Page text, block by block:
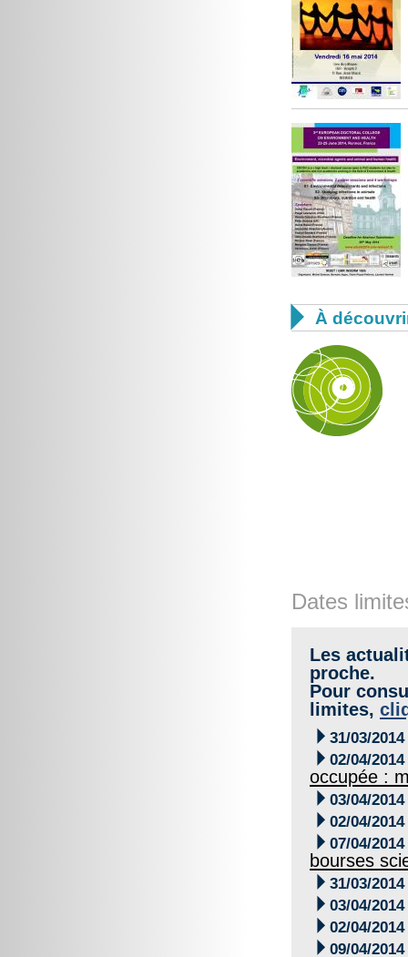
 À
Dates
Les
proche.
Pour
limites,
 31/03/2014
 02/04/2014
occupée :
 03/04/2014
 02/04/2014
 07/04/2014
bourses
 31/03/2014
 03/04/2014
 02/04/2014
 09/04/2014